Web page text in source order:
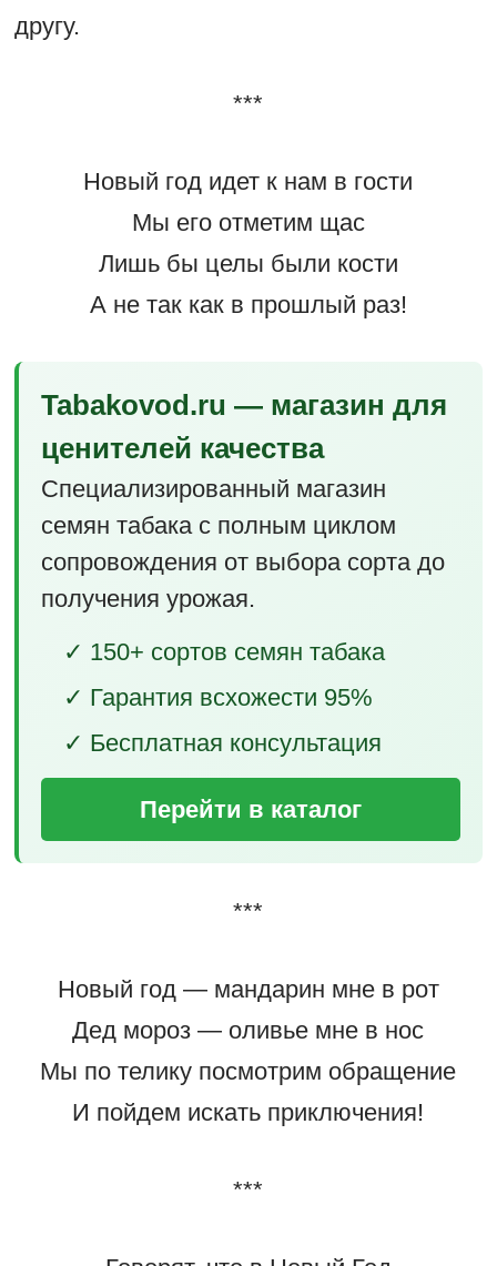
другу.
***
Новый год идет к нам в гости
Мы его отметим щас
Лишь бы целы были кости
А не так как в прошлый раз!
Tabakovod.ru — магазин для
ценителей качества
Специализированный магазин
семян табака с полным циклом
сопровождения от выбора сорта до
получения урожая.
✓ 150+ сортов семян табака
✓ Гарантия всхожести 95%
✓ Бесплатная консультация
Перейти в каталог
***
Новый год — мандарин мне в рот
Дед мороз — оливье мне в нос
Мы по телику посмотрим обращение
И пойдем искать приключения!
***